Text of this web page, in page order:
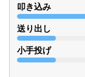
叩き込み
送り出し
小手投げ